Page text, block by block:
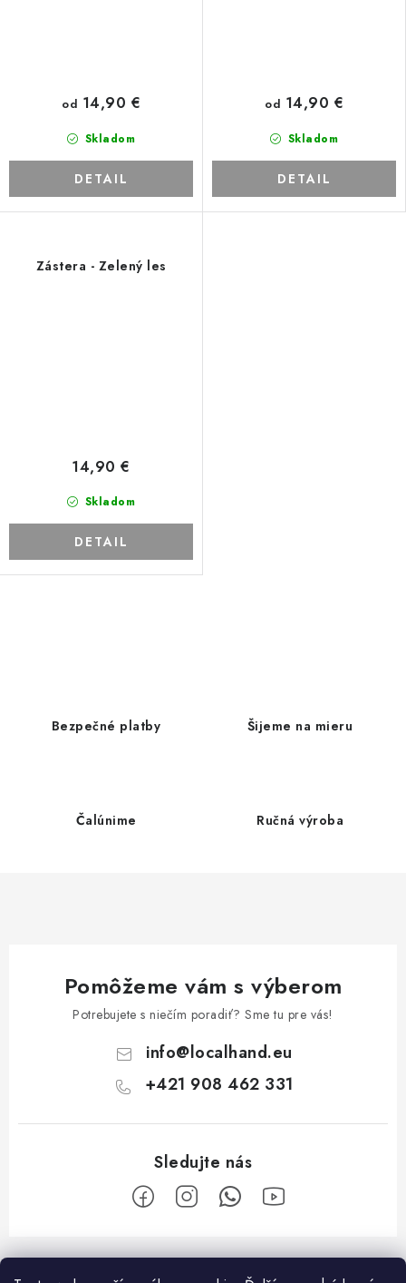
Skladom
od 14,90 €
DETAIL
Skladom
od 14,90 €
DETAIL
Zástera - Zelený les
Skladom
14,90 €
DETAIL
Bezpečné platby Šijeme na mieru
Čalúnime Ručná výroba
Pomôžeme vám s výberom
Potrebujete s niečím poradiť? Sme tu pre vás!
info@localhand.eu
+421 908 462 331
Z
á